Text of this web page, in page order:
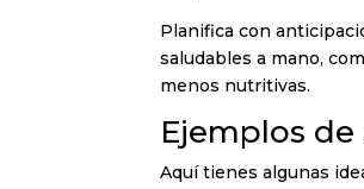
Planifica con
saludables a mano,
menos nutritivas.
Ejemplos
Aquí tienes algunas